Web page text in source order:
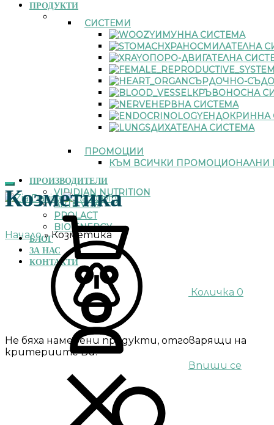
ПРОДУКТИ
СИСТЕМИ
ИМУННА СИСТЕМА
ХРАНОСМИЛАТЕЛНА
ОПОРО-ДВИГАТЕЛНА
СЪРДОЧНО-
КРЪВОНОСНА
НЕРВНА СИСТЕМА
ЕНДОКРИННА
ДИХАТЕЛНА СИСТЕМА
ПРОМОЦИИ
КЪМ ВСИЧКИ ПРОМОЦИОНАЛНИ
ПРОИЗВОДИТЕЛИ
VIRIDIAN NUTRITION
ARTE VITA
PROLACT
BIO ENERGY
БЛОГ
ЗА НАС
КОНТАКТИ
Впиши се
Количка 0
Козметика
Начало»Козметика
Не бяха намерени продукти, отговарящи на
критериите Ви.